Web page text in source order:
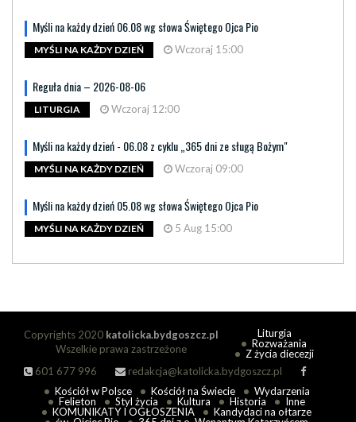
Myśli na każdy dzień 06.08 wg słowa Świętego Ojca Pio
MYŚLI NA KAŻDY DZIEŃ Wczoraj 15:00
Reguła dnia – 2026-08-06
LITURGIA Wczoraj 12:00
Myśli na każdy dzień - 06.08 z cyklu „365 dni ze sługą Bożym"
MYŚLI NA KAŻDY DZIEŃ Wczoraj 09:00
Myśli na każdy dzień 05.08 wg słowa Świętego Ojca Pio
MYŚLI NA KAŻDY DZIEŃ 5 Aug 15:00
Copyrights 2020 katolicka.bydgoszcz.pl
Wszelkie prawa zastrzeżone
601 677 996
redakcja@katolicka.bydgoszcz.pl
Liturgia
Rozważania
Z życia diecezji
Kościół w Polsce Kościół na Świecie
Wydarzenia
Felieton
Styl życia Kultura Historia
Inne
KOMUNIKATY I OGŁOSZENIA
Kandydaci na ołtarze